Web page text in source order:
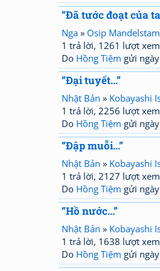
“Đã tước đoạt của
Nga » Osip Mandelstam
1 trả lời, 1261 lượt
Do Hồng Tiệm gửi
“Đại tuyết...”
Nhật Bản » Kobayashi
1 trả lời, 2256 lượt
Do Hồng Tiệm gửi
“Đập muỗi...”
Nhật Bản » Kobayashi
1 trả lời, 2127 lượt
Do Hồng Tiệm gửi
“Hồ nước...”
Nhật Bản » Kobayashi
1 trả lời, 1638 lượt
Do Hồng Tiệm gửi